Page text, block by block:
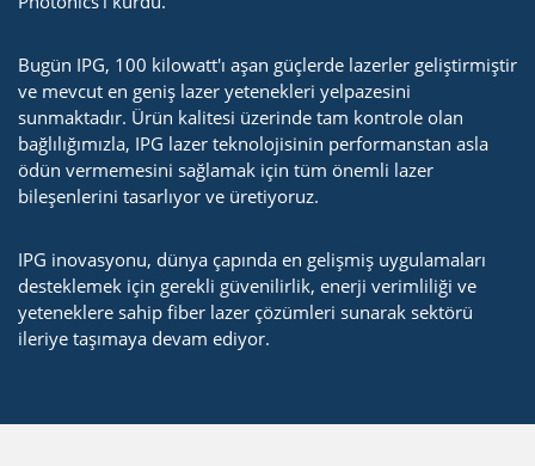
Bugün IPG, 100 kilowatt'ı aşan güçlerde lazerler geliştirmiştir
ve mevcut en geniş lazer yetenekleri yelpazesini
sunmaktadır. Ürün kalitesi üzerinde tam kontrole olan
bağlılığımızla, IPG lazer teknolojisinin performanstan asla
ödün vermemesini sağlamak için tüm önemli lazer
bileşenlerini tasarlıyor ve üretiyoruz.
IPG inovasyonu, dünya çapında en gelişmiş uygulamaları
desteklemek için gerekli güvenilirlik, enerji verimliliği ve
yeteneklere sahip fiber lazer çözümleri sunarak sektörü
ileriye taşımaya devam ediyor.